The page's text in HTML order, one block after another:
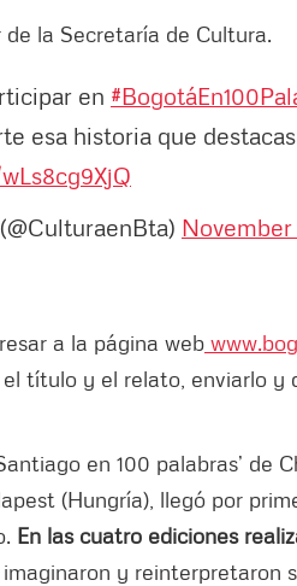
la Secretaría de Cultura.
en
esa historia que
November
a la página web
título y el relato, enviarlo y
en 100 palabras’ de
(Hungría), llegó por
En las cuatro ediciones
y reinterpretaron